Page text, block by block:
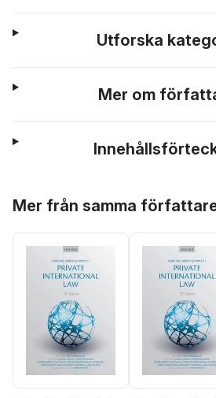
Utforska
Mer om
Mer från samma